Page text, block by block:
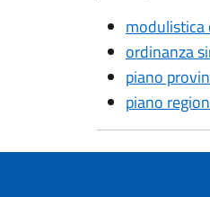
modulistica
ordinanza
piano
piano